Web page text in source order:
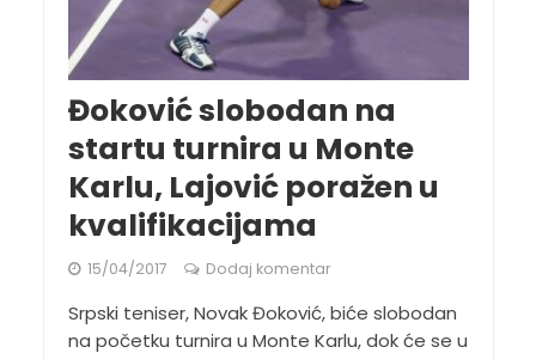
Đoković slobodan na
startu turnira u Monte
Karlu, Lajović poražen u
kvalifikacijama
15/04/2017 Dodaj komentar
Srpski teniser, Novak Đoković, biće slobodan
na početku turnira u Monte Karlu, dok će se u